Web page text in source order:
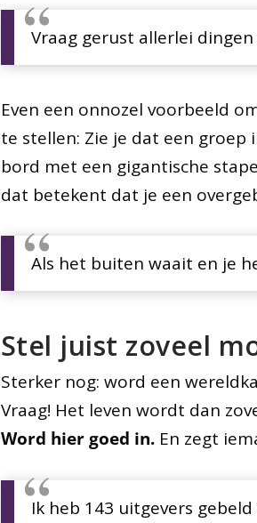
Vraag gerust allerlei
Even een onnozel voorbeeld
te stellen: Zie je dat een groep
bord met een gigantische
dat betekent dat je een
Als het buiten waait en je
Stel juist zoveel
Sterker nog: word een
Vraag! Het leven wordt dan
Word hier goed in. En zegt
Ik heb 143 uitgevers